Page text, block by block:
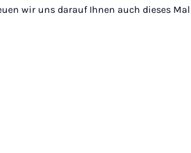
wir uns darauf Ihnen auch dieses